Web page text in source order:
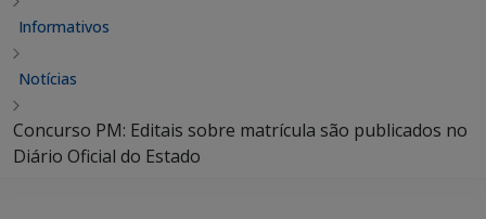
Informativos
Notícias
Concurso PM: Editais sobre matrícula são publicados no
Diário Oficial do Estado